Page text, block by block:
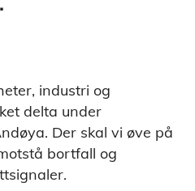
industri og
delta under
Der skal vi øve på
bortfall og